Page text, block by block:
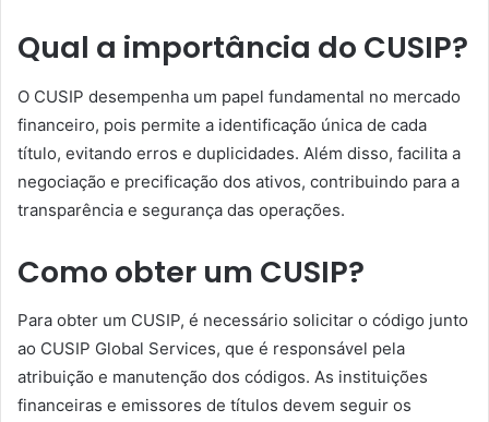
Qual a importância do CUSIP?
O CUSIP desempenha um papel fundamental no mercado
financeiro, pois permite a identificação única de cada
título, evitando erros e duplicidades. Além disso, facilita a
negociação e precificação dos ativos, contribuindo para a
transparência e segurança das operações.
Como obter um CUSIP?
Para obter um CUSIP, é necessário solicitar o código junto
ao CUSIP Global Services, que é responsável pela
atribuição e manutenção dos códigos. As instituições
financeiras e emissores de títulos devem seguir os